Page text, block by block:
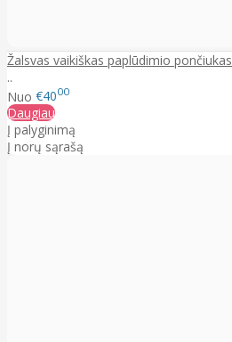
Žalsvas vaikiškas paplūdimio pončiukas
..
Nuo €4000
Daugiau
Į palyginimą
Į norų sąrašą